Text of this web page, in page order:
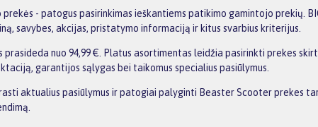
- patogus pasirinkimas ieškantiems patikimo gamintojo prekių.
savybes, akcijas, pristatymo informaciją ir kitus svarbius kriterijus.
nuo 94,99 €. Platus asortimentas leidžia pasirinkti prekes
garantijos sąlygas bei taikomus specialius pasiūlymus.
aktualius pasiūlymus ir patogiai palyginti Beaster Scooter prekes